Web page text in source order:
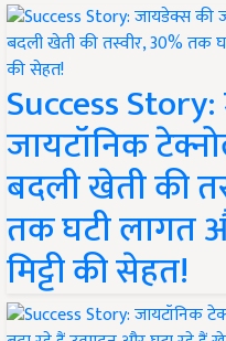
Success
जायटॉनिक
बदली खेती की
तक घटी लागत
मिट्टी की सेहत!